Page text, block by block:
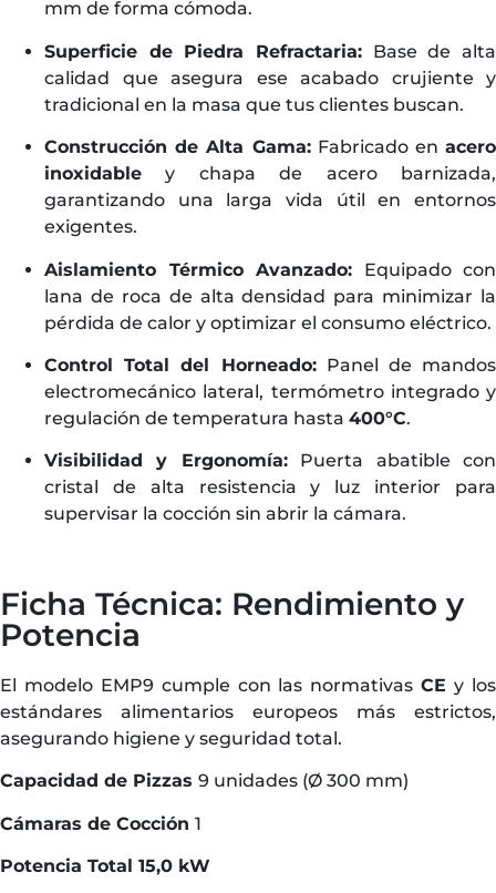
mm de forma cómoda.
Superficie de Piedra Refractaria: Base de alta
calidad que asegura ese acabado crujiente y
tradicional en la masa que tus clientes buscan.
Construcción de Alta Gama:Fabricado en acero
inoxidable y chapa de acero barnizada,
garantizando una larga vida útil en entornos
exigentes.
Aislamiento Térmico Avanzado: Equipado con
lana de roca de alta densidad para minimizar la
pérdida de calor y optimizar el consumo eléctrico.
Control Total del Horneado:Panel de mandos
electromecánico lateral, termómetro integrado y
regulación de temperatura hasta 400°C.
Visibilidad y Ergonomía:Puerta abatible con
cristal de alta resistencia y luz interior para
supervisar la cocción sin abrir la cámara.
Ficha Técnica: Rendimiento y
Potencia
El modelo EMP9 cumple con las normativasCE y los
estándares alimentarios europeos más estrictos,
asegurando higiene y seguridad total.
Capacidad de Pizzas 9 unidades (Ø 300 mm)
Cámaras de Cocción 1
Potencia Total 15,0 kW